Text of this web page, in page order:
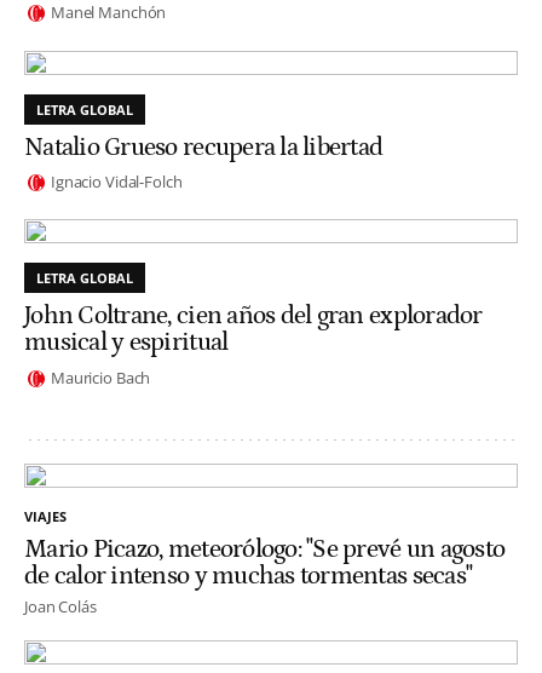
Manel Manchón
LETRA GLOBAL
Natalio Grueso recupera la libertad
Ignacio Vidal-Folch
LETRA GLOBAL
John Coltrane, cien años del gran explorador
musical y espiritual
Mauricio Bach
VIAJES
Mario Picazo, meteorólogo: "Se prevé un agosto
de calor intenso y muchas tormentas secas"
Joan Colás